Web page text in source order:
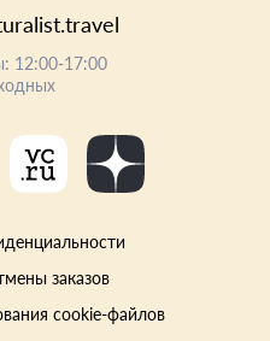
12:00-17:00
заказов
cookie-файлов